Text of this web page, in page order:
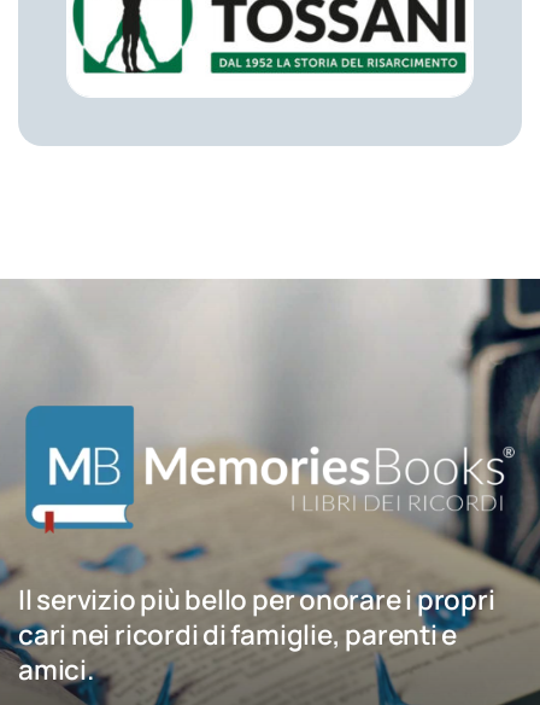
Il servizio più bello per onorare i propri
cari nei ricordi di famiglie, parenti e
amici.